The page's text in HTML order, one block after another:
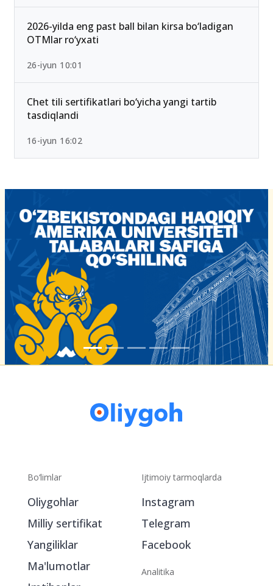
2026-yilda eng past ball bilan kirsa bo‘ladigan
OTMlar ro‘yxati
26-iyun 10:01
Chet tili sertifikatlari bo‘yicha yangi tartib
tasdiqlandi
16-iyun 16:02
Bo‘limlar
Oliygohlar
Milliy sertifikat
Yangiliklar
Ma'lumotlar
Ijtimoiy tarmoqlarda
Instagram
Telegram
Facebook
Analitika